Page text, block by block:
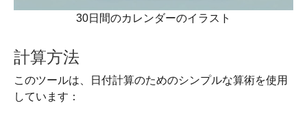
30日間のカレンダーのイラスト
計算方法
このツールは、日付計算のためのシンプルな算術を使用
しています：